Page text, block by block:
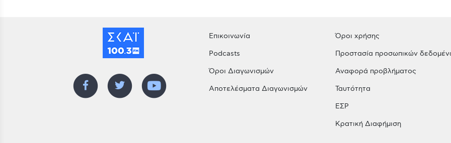
Επικοινωνία
Podcasts
Όροι Διαγωνισμών
Αποτελέσματα Διαγωνισμών
Όροι χρήσης
Προστασία προσωπικών
Αναφορά προβλήματος
Ταυτότητα
ΕΣΡ
Κρατική Διαφήμιση